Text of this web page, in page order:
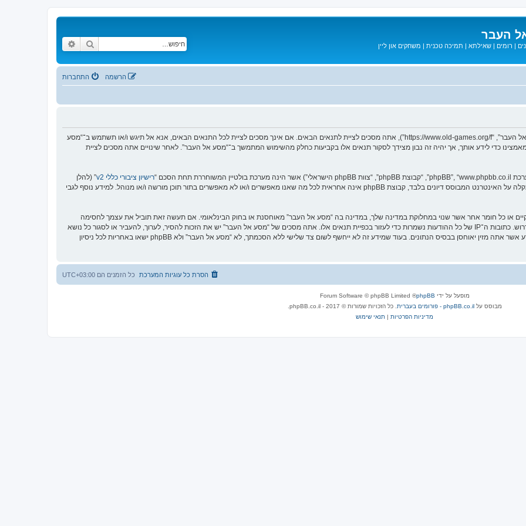
העבר
| רומים | שאילתא | תמיכה טכנית | משחקים און ליין חיפוש
התחברות הרשמה
בעת הגישה אל “מסע אל העבר” (להלן “אנחנו”, “אותנו”, “שלנו”, “מסע אל העבר”, “https://www.old-games.org/f”), אתה מסכים לציית לתנאים הבאים. אם אינך מסכים לציית לכל התנאים הבאים, אנא אל תיגש ו/או תשתמש ב־“מסע
מאמצינו כדי לידע אותך, אך יהיה זה נבון מצידך לסקור תנאים אלו בקביעות כחלק מהשימוש המתמשך ב־“מסע אל העבר”. לאחר שינויים אתה מסכים לציית
רישיון ציבורי כללי v2
” (להלן
. מערכת phpBB מקלה על האינטרנט המבוסס דיונים בלבד, קבוצת phpBB אינה אחראית לכל מה שאנו מאפשרים ו/או לא מאפשרים בתור תוכן מורשה ו/או מנוהל. למידע נוסף לגבי
או כל חומר אחר אשר שנוי במחלוקת במדינה שלך, במדינה בה “מסע אל העבר” מאוחסנת או בחוק הבינלאומי. אם תעשה זאת תוביל את עצמך לחסימה
מיידית ולצמיתות, עם הודעה לספק שירות האינטרנט אם זה יראה לנו דרוש. כתובות ה־IP של כל ההודעות נשמרות כדי לעזור בכפיית תנאים אלו. אתה מסכים של “מסע אל העבר” יש את הזכות להסיר, לערוך, להעביר או לסגור כל נושא
בכל זמן נתון הנראה לנו מתאים. בתור משתמש אתה מסכים שכל המידע אשר אתה מזין יאוחסן בבסיס הנתונים. בעוד שמידע זה לא ייחשף לשום צד שלישי ללא הסכמתך, לא “מסע אל העבר” ולא phpBB ישאו באחריות לכל ניסיון
כל הזמנים הם UTC+03:00 הסרת כל עוגיות המערכת
מופעל על ידי phpBB
® Forum Software © phpBB Limited
מבוסס עלphpBB.co.il - פורומים בעברית
. כל הזכויות שמורות © 2017 - phpBB.co.il.
מדיניות הפרטיות | תנאי שימוש